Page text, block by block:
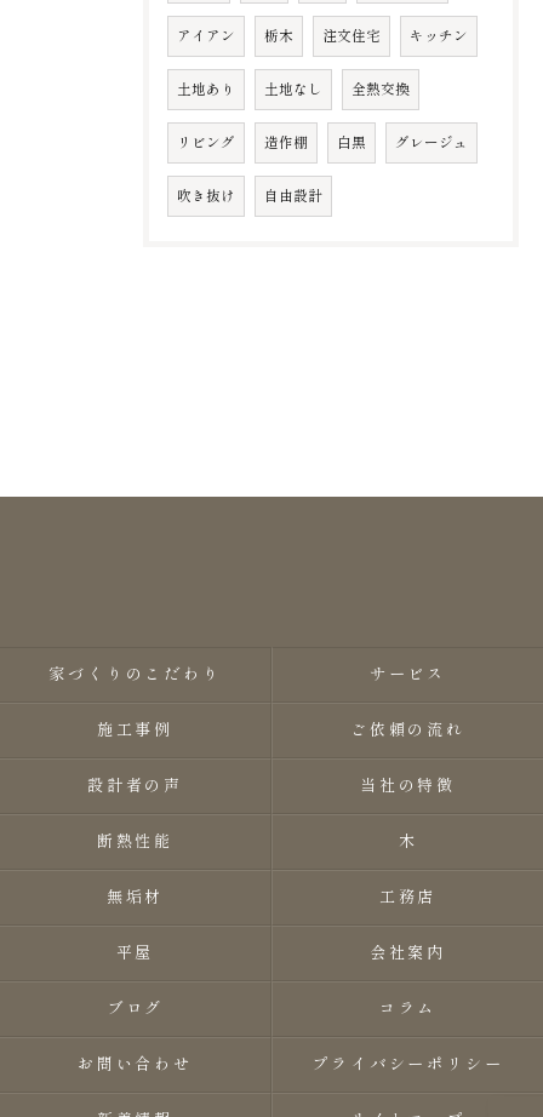
アイアン 栃木 注文住宅 キッチン
土地あり 土地なし 全熱交換
リビング 造作棚 白黒 グレージュ
吹き抜け 自由設計
家づくりのこだわり サービス
施工事例 ご依頼の流れ
設計者の声 当社の特徴
断熱性能 木
無垢材 工務店
平屋 会社案内
ブログ コラム
お問い合わせ プライバシーポリシー